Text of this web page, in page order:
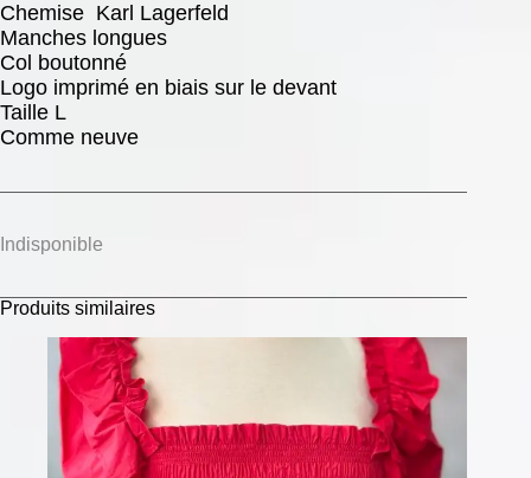
Chemise Karl Lagerfeld
Manches longues
Col boutonné
Logo imprimé en biais sur le devant
Taille L
Comme neuve
Indisponible
Produits similaires